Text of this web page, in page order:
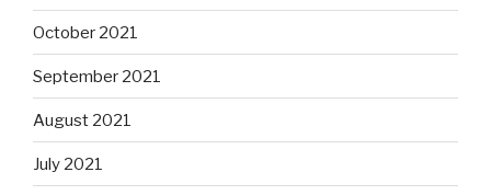
October 2021
September 2021
August 2021
July 2021